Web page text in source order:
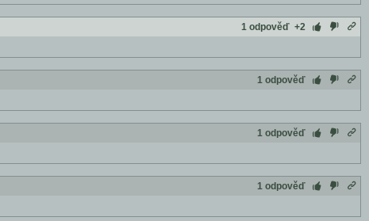
1 odpověď +2
1 odpověď
1 odpověď
1 odpověď